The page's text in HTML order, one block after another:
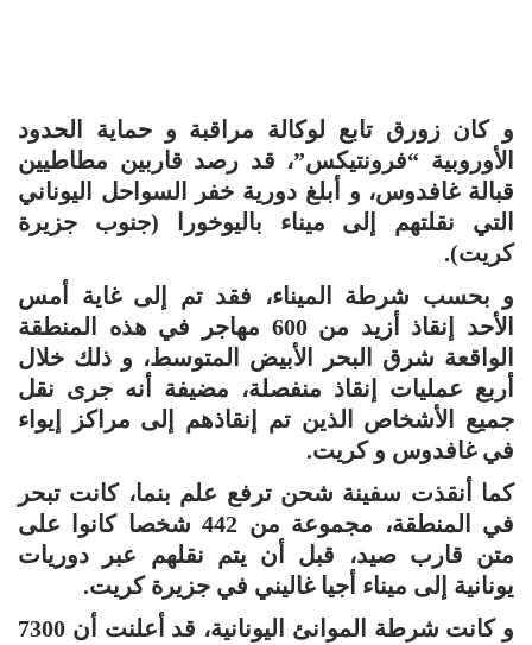
و كان زورق تابع لوكالة مراقبة و حماية الحدود
الأوروبية “فرونتيكس”، قد رصد قاربين مطاطيين
قبالة غافدوس، و أبلغ دورية خفر السواحل اليوناني
التي نقلتهم إلى ميناء باليوخورا (جنوب جزيرة
كريت).
و بحسب شرطة الميناء، فقد تم إلى غاية أمس
الأحد إنقاذ أزيد من 600 مهاجر في هذه المنطقة
الواقعة شرق البحر الأبيض المتوسط، و ذلك خلال
أربع عمليات إنقاذ منفصلة، مضيفة أنه جرى نقل
جميع الأشخاص الذين تم إنقاذهم إلى مراكز إيواء
في غافدوس و كريت.
كما أنقذت سفينة شحن ترفع علم بنما، كانت تبحر
في المنطقة، مجموعة من 442 شخصا كانوا على
متن قارب صيد، قبل أن يتم نقلهم عبر دوريات
يونانية إلى ميناء أجيا غاليني في جزيرة كريت.
و كانت شرطة الموانئ اليونانية، قد أعلنت أن 7300